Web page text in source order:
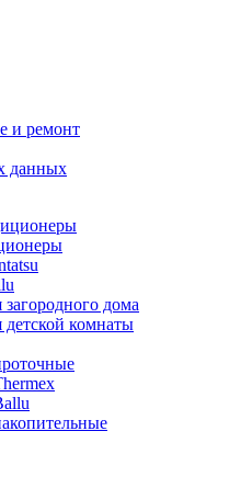
и ремонт
данных
дома
комнаты